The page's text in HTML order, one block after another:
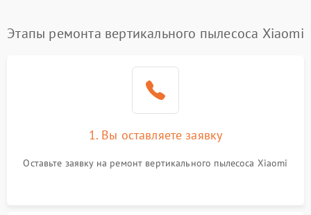
Этапы ремонта вертикального пылесоса Xiaomi
1. Вы оставляете заявку
Оставьте заявку на ремонт вертикального пылесоса Xiaomi